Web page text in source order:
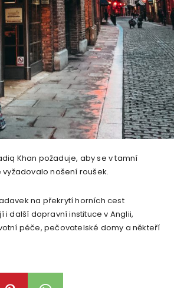
Khan požaduje, aby se v tamní
nošení roušek.
na překrytí horních cest
i další dopravní instituce v Anglii,
péče, pečovatelské domy a někteří